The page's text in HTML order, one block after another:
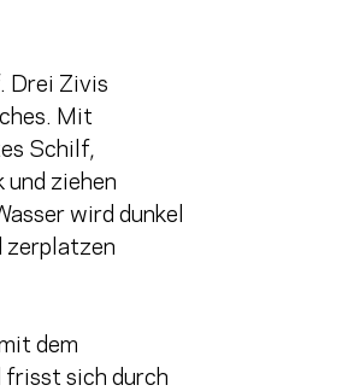
Drei Zivis
Mit
Schilf,
und ziehen
wird dunkel
zerplatzen
dem
frisst sich durch